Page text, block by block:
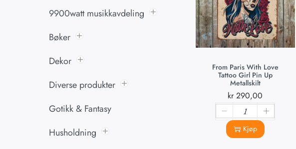
9900watt musikkavdeling
Bøker
Dekor
Diverse produkter
Gotikk & Fantasy
Husholdning
From Paris With Love
Tattoo Girl Pin Up
Metallskilt
kr290,00
Kjøp